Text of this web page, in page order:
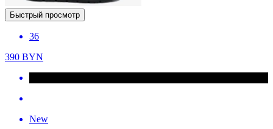
Быстрый просмотр
36
390 BYN
New